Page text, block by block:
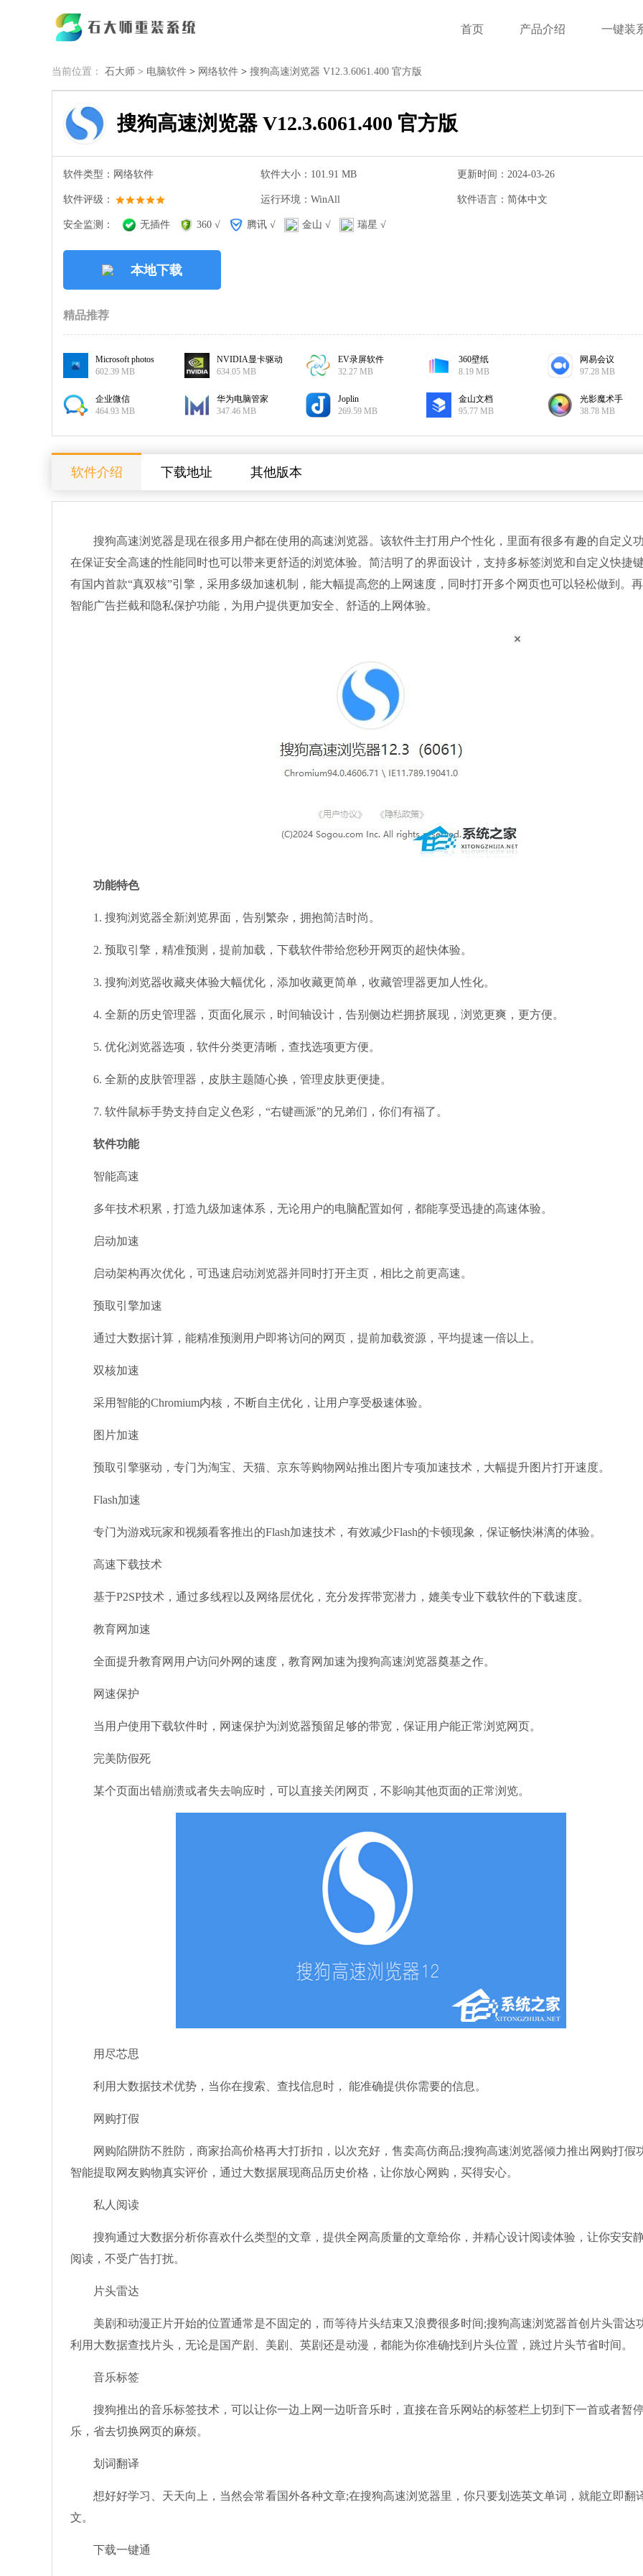
首页 产品介绍 一键装
当前位置： 石大师 > 电脑软件 > 网络软件 > 搜狗高速浏览器 V12.3.6061.400 官方版
搜狗高速浏览器 V12.3.6061.400 官方版
软件类型：网络软件 软件大小：101.91 MB 更新时间：2024-03-26
软件评级： 运行环境：WinAll 软件语言：简体中文
安全监测： 无插件 360 √ 腾讯 √ 金山 √ 瑞星 √
本地下载
精品推荐
Microsoft photos
602.39 MB
NVIDIA显卡驱动
634.05 MB
EV录屏软件
32.27 MB
360壁纸
8.19 MB
网易会议
97.28 MB
企业微信
464.93 MB
华为电脑管家
347.46 MB
Joplin
269.59 MB
金山文档
95.77 MB
光影魔术手
38.78 MB
软件介绍 下载地址 其他版本
搜狗高速浏览器是现在很多用户都在使用的高速浏览器。该软件主打用户个性化，里面有很多有趣的自定义功
在保证安全高速的性能同时也可以带来更舒适的浏览体验。简洁明了的界面设计，支持多标签浏览和自定义快捷
有国内首款“真双核”引擎，采用多级加速机制，能大幅提高您的上网速度，同时打开多个网页也可以轻松做到。
智能广告拦截和隐私保护功能，为用户提供更加安全、舒适的上网体验。
功能特色
1. 搜狗浏览器全新浏览界面，告别繁杂，拥抱简洁时尚。
2. 预取引擎，精准预测，提前加载，下载软件带给您秒开网页的超快体验。
3. 搜狗浏览器收藏夹体验大幅优化，添加收藏更简单，收藏管理器更加人性化。
4. 全新的历史管理器，页面化展示，时间轴设计，告别侧边栏拥挤展现，浏览更爽，更方便。
5. 优化浏览器选项，软件分类更清晰，查找选项更方便。
6. 全新的皮肤管理器，皮肤主题随心换，管理皮肤更便捷。
7. 软件鼠标手势支持自定义色彩，“右键画派”的兄弟们，你们有福了。
软件功能
智能高速
多年技术积累，打造九级加速体系，无论用户的电脑配置如何，都能享受迅捷的高速体验。
启动加速
启动架构再次优化，可迅速启动浏览器并同时打开主页，相比之前更高速。
预取引擎加速
通过大数据计算，能精准预测用户即将访问的网页，提前加载资源，平均提速一倍以上。
双核加速
采用智能的Chromium内核，不断自主优化，让用户享受极速体验。
图片加速
预取引擎驱动，专门为淘宝、天猫、京东等购物网站推出图片专项加速技术，大幅提升图片打开速度。
Flash加速
专门为游戏玩家和视频看客推出的Flash加速技术，有效减少Flash的卡顿现象，保证畅快淋漓的体验。
高速下载技术
基于P2SP技术，通过多线程以及网络层优化，充分发挥带宽潜力，媲美专业下载软件的下载速度。
教育网加速
全面提升教育网用户访问外网的速度，教育网加速为搜狗高速浏览器奠基之作。
网速保护
当用户使用下载软件时，网速保护为浏览器预留足够的带宽，保证用户能正常浏览网页。
完美防假死
某个页面出错崩溃或者失去响应时，可以直接关闭网页，不影响其他页面的正常浏览。
用尽芯思
利用大数据技术优势，当你在搜索、查找信息时， 能准确提供你需要的信息。
网购打假
网购陷阱防不胜防，商家抬高价格再大打折扣，以次充好，售卖高仿商品;搜狗高速浏览器倾力推出网购打假
智能提取网友购物真实评价，通过大数据展现商品历史价格，让你放心网购，买得安心。
私人阅读
搜狗通过大数据分析你喜欢什么类型的文章，提供全网高质量的文章给你，并精心设计阅读体验，让你安安
阅读，不受广告打扰。
片头雷达
美剧和动漫正片开始的位置通常是不固定的，而等待片头结束又浪费很多时间;搜狗高速浏览器首创片头雷达
利用大数据查找片头，无论是国产剧、美剧、英剧还是动漫，都能为你准确找到片头位置，跳过片头节省时间。
音乐标签
搜狗推出的音乐标签技术，可以让你一边上网一边听音乐时，直接在音乐网站的标签栏上切到下一首或者暂
乐，省去切换网页的麻烦。
划词翻译
想好好学习、天天向上，当然会常看国外各种文章;在搜狗高速浏览器里，你只要划选英文单词，就能立即翻
文。
下载一键通
微软电脑管家
软件语言：简体
WPSOffice
软件语言：简体
Microsoft
软件语言：简体
软件大小：65.18